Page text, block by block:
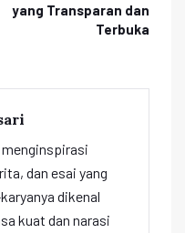
yang Transparan dan
Terbuka
dan esai yang
dikenal
kuat dan narasi